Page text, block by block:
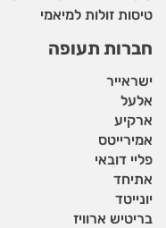
טיסות זולות למיאמי
חברות תעופה
ישראייר
אלעל
ארקיע
אמירייטס
פליי דובאי
אתיחד
יונייטד
בריטיש ארוויז